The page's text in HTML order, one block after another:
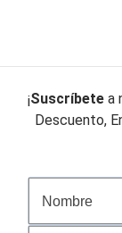
¡Suscríbete a
Descuento,